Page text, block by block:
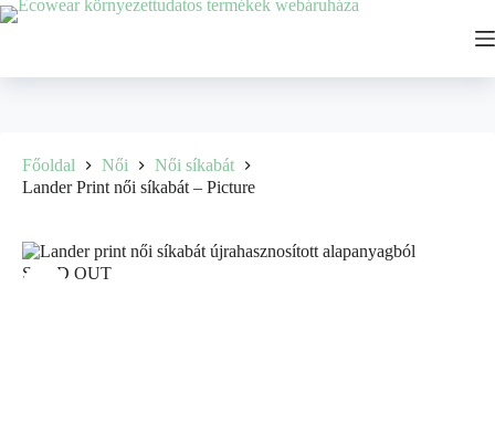
Főoldal Női
Női síkabát
Lander Print női síkabát – Picture
SOLD OUT